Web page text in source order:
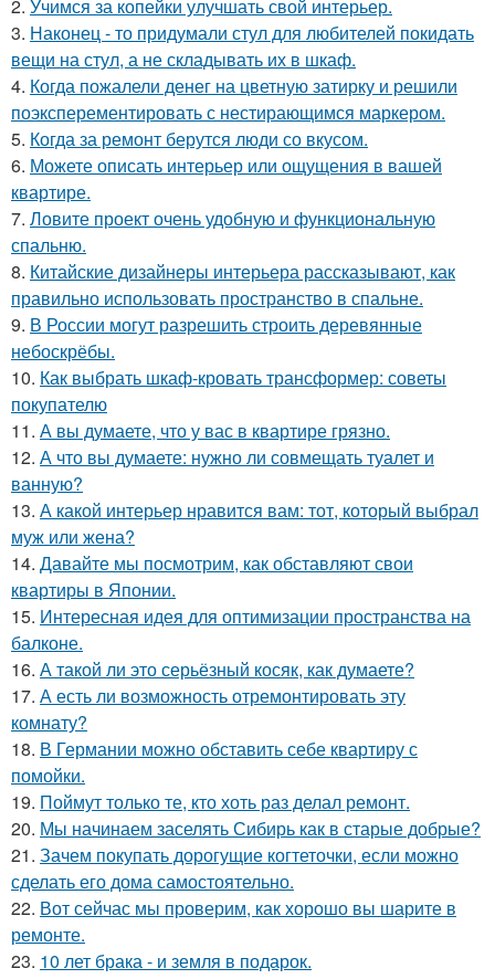
2. Учимся за копейки улучшать свой интерьер.
3. Наконец - то придумали стул для любителей покидать
вещи на стул, а не складывать их в шкаф.
4. Когда пожалели денег на цветную затирку и решили
поэксперементировать с нестирающимся маркером.
5. Когда за ремонт берутся люди со вкусом.
6. Можете описать интерьер или ощущения в вашей
квартире.
7. Ловите проект очень удобную и функциональную
спальню.
8. Китайские дизайнеры интерьера рассказывают, как
правильно использовать пространство в спальне.
9. В России могут разрешить строить деревянные
небоскрёбы.
10. Как выбрать шкаф-кровать трансформер: советы
покупателю
11. А вы думаете, что у вас в квартире грязно.
12. А что вы думаете: нужно ли совмещать туалет и
ванную?
13. А какой интерьер нравится вам: тот, который выбрал
муж или жена?
14. Давайте мы посмотрим, как обставляют свои
квартиры в Японии.
15. Интересная идея для оптимизации пространства на
балконе.
16. А такой ли это серьёзный косяк, как думаете?
17. А есть ли возможность отремонтировать эту
комнату?
18. В Германии можно обставить себе квартиру с
помойки.
19. Поймут только те, кто хоть раз делал ремонт.
20. Мы начинаем заселять Сибирь как в старые добрые?
21. Зачем покупать дорогущие когтеточки, если можно
сделать его дома самостоятельно.
22. Вот сейчас мы проверим, как хорошо вы шарите в
ремонте.
23. 10 лет брака - и земля в подарок.